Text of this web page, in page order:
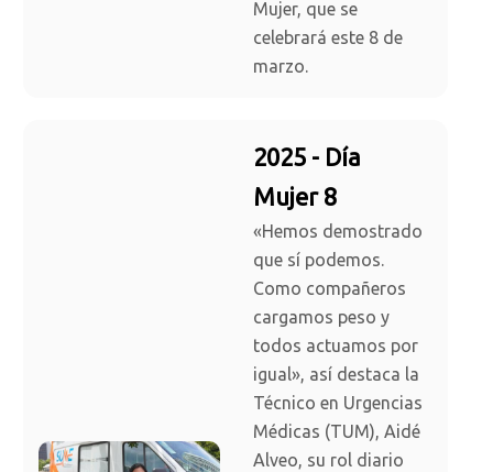
Mujer, que se
celebrará este 8 de
marzo.
2025 - Día
Mujer 8
«Hemos demostrado
que sí podemos.
Como compañeros
cargamos peso y
todos actuamos por
igual», así destaca la
Técnico en Urgencias
Médicas (TUM), Aidé
Alveo, su rol diario